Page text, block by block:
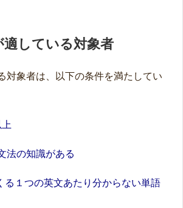
適している対象者
対象者は、以下の条件を満たしてい
法の知識がある
る１つの英文あたり分からない単語